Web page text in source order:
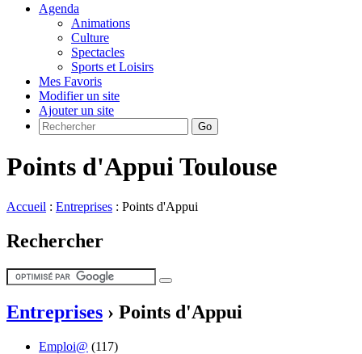
Agenda
Animations
Culture
Spectacles
Sports et Loisirs
Mes Favoris
Modifier un site
Ajouter un site
Go
Points d'Appui Toulouse
Accueil : Entreprises : Points d'Appui
Rechercher
Entreprises › Points d'Appui
Emploi@ (117)